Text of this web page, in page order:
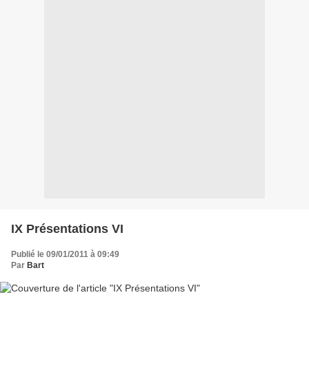
IX Présentations VI
Publié le 09/01/2011 à 09:49
Par Bart